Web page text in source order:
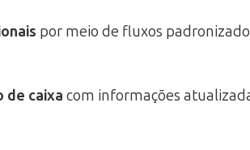
por meio de fluxos
de caixa com informações